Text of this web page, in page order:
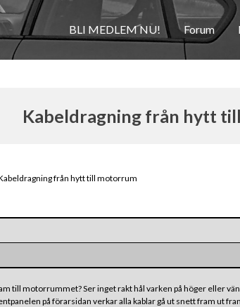
BLI MEDLEM NU! Forum
Kabeldragning från hytt
från hytt till motorrum
till motorrummet? Ser inget rakt hål varken på höger eller
på förarsidan verkar alla kablar gå ut snett fram ut